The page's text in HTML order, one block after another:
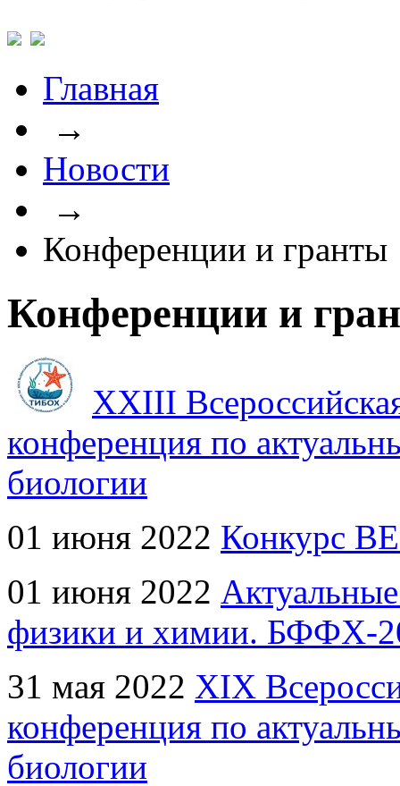
Главная
→
Новости
→
Конференции и гранты
Конференции и
XXIII
конференция по
биологии
01 июня 2022 Конкурс
01 июня 2022
физики и химии. БФФХ-
31 мая 2022 XIX
конференция по
биологии